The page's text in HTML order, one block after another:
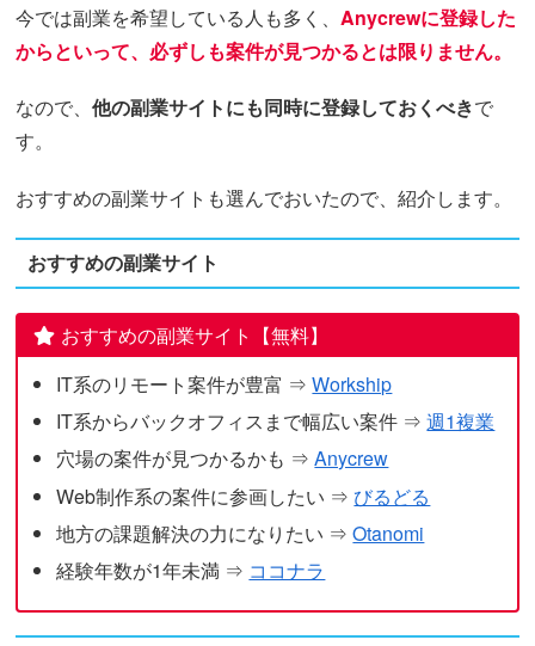
今では副業を希望している人も多く、Anycrewに登録した
からといって、必ずしも案件が見つかるとは限りません。
なので、他の副業サイトにも同時に登録しておくべきで
す。
おすすめの副業サイトも選んでおいたので、紹介します。
おすすめの副業サイト
おすすめの副業サイト【無料】
IT系のリモート案件が豊富 ⇒Workship
IT系からバックオフィスまで幅広い案件 ⇒週1複業
穴場の案件が見つかるかも ⇒Anycrew
Web制作系の案件に参画したい ⇒ びるどる
地方の課題解決の力になりたい ⇒Otanomi
経験年数が1年未満 ⇒ ココナラ